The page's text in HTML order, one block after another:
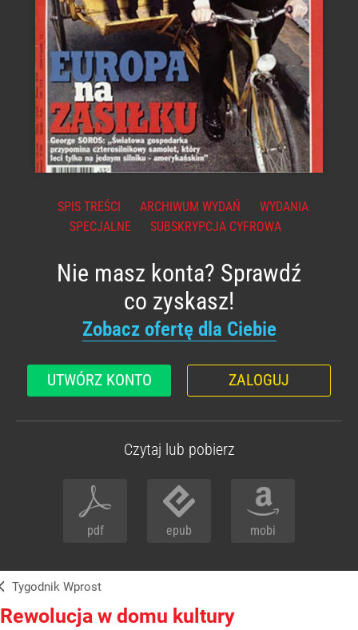
SPIS TREŚCI ARCHIWUM WYDAŃ
WYDANIA
SPECJALNE
SUBSKRYPCJA CYFROWA
Nie masz konta? Sprawdź
co zyskasz!
Zobacz ofertę dla Ciebie
UTWÓRZ KONTO ZALOGUJ
Czytaj lub pobierz
pdf epub mobi
Tygodnik Wprost
Rewolucja w domu kultury